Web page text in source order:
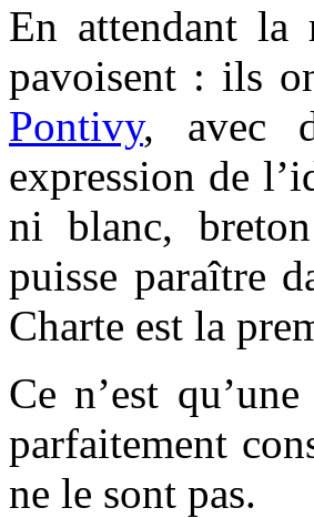
En attendant la
pavoisent : ils
Pontivy, avec
expression de
ni blanc,
puisse paraître
Charte est la
Ce n’est
parfaitement
ne le sont pas.